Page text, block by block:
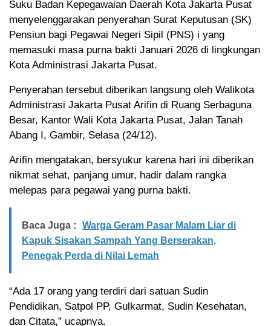
Suku Badan Kepegawaian Daerah Kota Jakarta Pusat
menyelenggarakan penyerahan Surat Keputusan (SK)
Pensiun bagi Pegawai Negeri Sipil (PNS) i yang
memasuki masa purna bakti Januari 2026 di lingkungan
Kota Administrasi Jakarta Pusat.
Penyerahan tersebut diberikan langsung oleh Walikota
Administrasi Jakarta Pusat Arifin di Ruang Serbaguna
Besar, Kantor Wali Kota Jakarta Pusat, Jalan Tanah
Abang I, Gambir, Selasa (24/12).
Arifin mengatakan, bersyukur karena hari ini diberikan
nikmat sehat, panjang umur, hadir dalam rangka
melepas para pegawai yang purna bakti.
Baca Juga :
Warga Geram Pasar Malam Liar di
Kapuk Sisakan Sampah Yang Berserakan,
Penegak Perda di Nilai Lemah
“Ada 17 orang yang terdiri dari satuan Sudin
Pendidikan, Satpol PP, Gulkarmat, Sudin Kesehatan,
dan Citata,” ucapnya.